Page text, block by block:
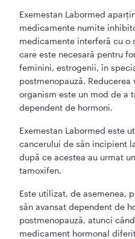
Exemestan Labormed
medicamente numite
medicamente interferă cu o
care este necesară pentru
feminini, estrogenii, în
postmenopauză.
organism este un mod de a
dependent de hormoni.
Exemestan Labormed este
cancerului de sân incipient
după ce acestea au urmat
tamoxifen.
Este utilizat, de asemenea,
sân avansat dependent de
postmenopauză, atunci
medicament hormonal